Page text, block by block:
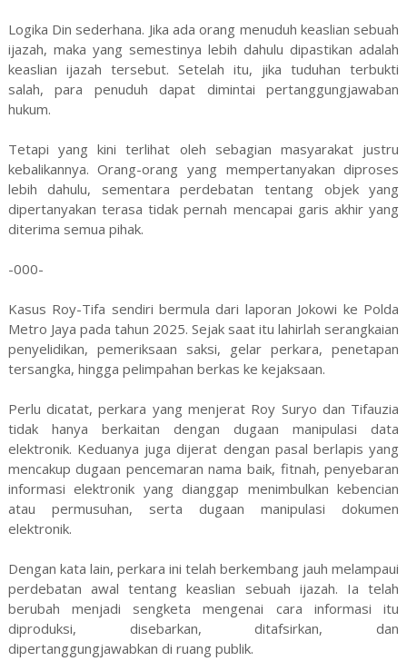
Logika Din sederhana. Jika ada orang menuduh keaslian sebuah
ijazah, maka yang semestinya lebih dahulu dipastikan adalah
keaslian ijazah tersebut. Setelah itu, jika tuduhan terbukti
salah, para penuduh dapat dimintai pertanggungjawaban
hukum.
Tetapi yang kini terlihat oleh sebagian masyarakat justru
kebalikannya. Orang-orang yang mempertanyakan diproses
lebih dahulu, sementara perdebatan tentang objek yang
dipertanyakan terasa tidak pernah mencapai garis akhir yang
diterima semua pihak.
-000-
Kasus Roy-Tifa sendiri bermula dari laporan Jokowi ke Polda
Metro Jaya pada tahun 2025. Sejak saat itu lahirlah serangkaian
penyelidikan, pemeriksaan saksi, gelar perkara, penetapan
tersangka, hingga pelimpahan berkas ke kejaksaan.
Perlu dicatat, perkara yang menjerat Roy Suryo dan Tifauzia
tidak hanya berkaitan dengan dugaan manipulasi data
elektronik. Keduanya juga dijerat dengan pasal berlapis yang
mencakup dugaan pencemaran nama baik, fitnah, penyebaran
informasi elektronik yang dianggap menimbulkan kebencian
atau permusuhan, serta dugaan manipulasi dokumen
elektronik.
Dengan kata lain, perkara ini telah berkembang jauh melampaui
perdebatan awal tentang keaslian sebuah ijazah. Ia telah
berubah menjadi sengketa mengenai cara informasi itu
diproduksi, disebarkan, ditafsirkan, dan
dipertanggungjawabkan di ruang publik.